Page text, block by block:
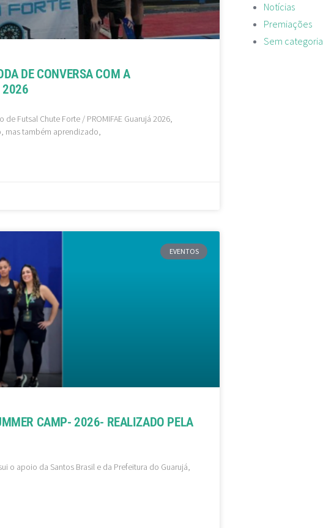
DE CONVERSA COM A
2026
Futsal Chute Forte / PROMIFAE Guarujá 2026,
também aprendizado,
EVENTOS
CAMP- 2026- REALIZADO PELA
o apoio da Santos Brasil e da Prefeitura do Guarujá,
Notícias
Premiações
Sem categoria